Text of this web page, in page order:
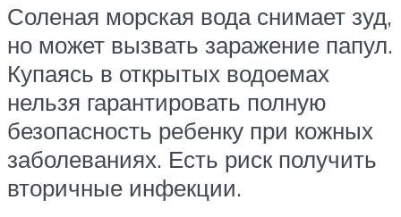
Соленая морская вода снимает зуд,
но может вызвать заражение папул.
Купаясь в открытых водоемах
нельзя гарантировать полную
безопасность ребенку при кожных
заболеваниях. Есть риск получить
вторичные инфекции.